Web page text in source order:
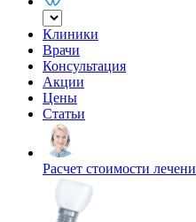
Клиники
Врачи
Консультация
Акции
Цены
Статьи
Расчет стоимости